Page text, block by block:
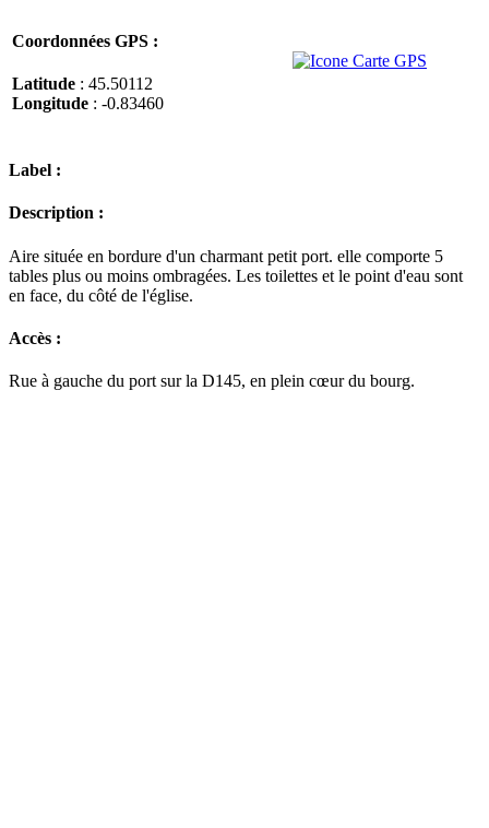
Coordonnées GPS :
Latitude : 45.50112
Longitude : -0.83460
Label :
Description :
Aire située en bordure d'un charmant petit port. elle comporte 5
tables plus ou moins ombragées. Les toilettes et le point d'eau sont
en face, du côté de l'église.
Accès :
Rue à gauche du port sur la D145, en plein cœur du bourg.